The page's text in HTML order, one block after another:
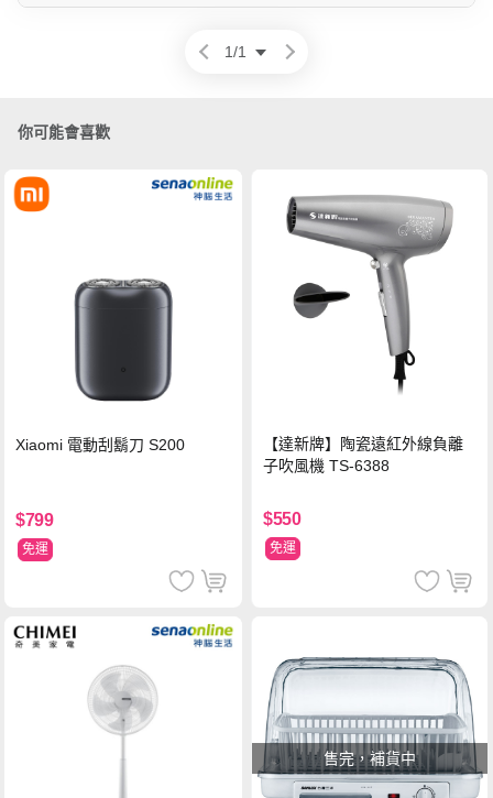
1/1
你可能會喜歡
Xiaomi 電動刮鬍刀 S200
$799
免運
【達新牌】陶瓷遠紅外線負離
子吹風機 TS-6388
$550
免運
售完，補貨中